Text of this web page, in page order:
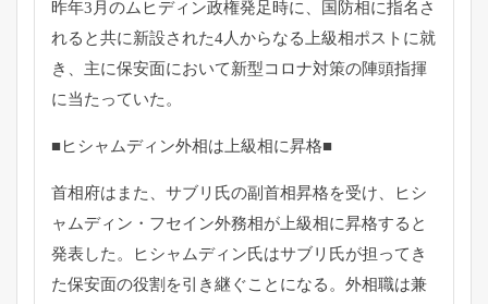
昨年3月のムヒディン政権発足時に、
国防相に指名さ
れると共に新設された4人からなる上級相ポストに就
き、 主に保安面において新型コロナ対策の陣頭指揮
に当たっていた。
■ヒシャムディン外相は上級相に昇格■
首相府はまた、サブリ氏の副首相昇格を受け、ヒシ
ャムディン・ フセイン外務相が上級相に昇格すると
発表した。
ヒシャムディン氏はサブリ氏が担ってき
た保安面の役割を引き継ぐことになる。外相職は兼